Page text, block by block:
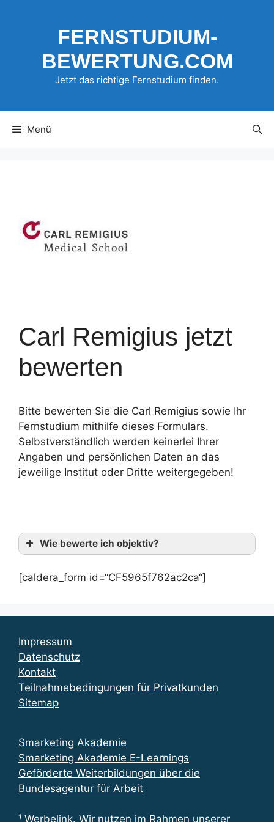
FERNSTUDIUM-
BEWERTUNG.COM
Jetzt das richtige Fernstudium finden.
Menü
Carl Remigius jetzt
bewerten
Bitte bewerten Sie die Carl Remigius sowie Ihr
Fernstudium mithilfe dieses Formulars.
Selbstverständlich werden keinerlei Ihrer
Angaben und persönlichen Daten an das
jeweilige Institut oder Dritte weitergegeben!
Wie bewerte ich objektiv?
[caldera_form id=“CF5965f762ac2ca“]
Impressum
Datenschutz
Kontakt
Teilnahmebedingungen für Privatkunden
Sitemap
Smarketing Akademie
Smarketing Akademie E-Learnings
Geförderte Weiterbildungen über die
Bundesagentur für Arbeit
¹ Werbelink. Wir nutzen im Rahmen unserer